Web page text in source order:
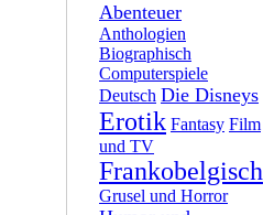
Abenteuer
Anthologien
Biographisch
Computerspiele
Deutsch Die Disneys
Erotik Fantasy Film
und TV
Frankobelgisch
Grusel und Horror